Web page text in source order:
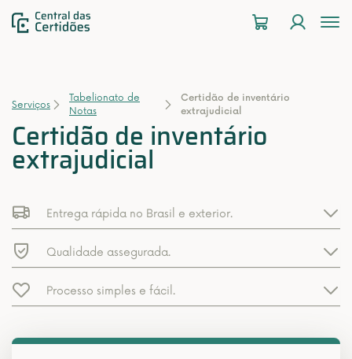
Serviços
Tabelionato de
Notas
Certidão de inventário
extrajudicial
Certidão de inventário
extrajudicial
Entrega rápida no Brasil e exterior.
Qualidade assegurada.
Processo simples e fácil.